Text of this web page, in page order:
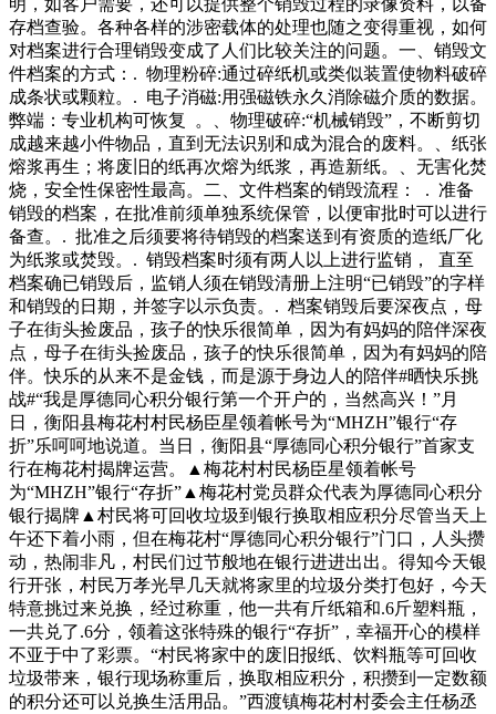
明，如客户需要，还可以提供整个销毁过程的录像资料，以备
存档查验。各种各样的涉密载体的处理也随之变得重视，如何
对档案进行合理销毁变成了人们比较关注的问题。一、销毁文
件档案的方式：. 物理粉碎:通过碎纸机或类似装置使物料破碎
成条状或颗粒。. 电子消磁:用强磁铁永久消除磁介质的数据。
弊端：专业机构可恢复 。、物理破碎:“机械销毁”，不断剪切
成越来越小件物品，直到无法识别和成为混合的废料。、纸张
熔浆再生；将废旧的纸再次熔为纸浆，再造新纸。、无害化焚
烧，安全性保密性最高。二、文件档案的销毁流程： . 准备
销毁的档案，在批准前须单独系统保管，以便审批时可以进行
备查。. 批准之后须要将待销毁的档案送到有资质的造纸厂化
为纸浆或焚毁。. 销毁档案时须有两人以上进行监销， 直至
档案确已销毁后，监销人须在销毁清册上注明“已销毁”的字样
和销毁的日期，并签字以示负责。. 档案销毁后要深夜点，母
子在街头捡废品，孩子的快乐很简单，因为有妈妈的陪伴深夜
点，母子在街头捡废品，孩子的快乐很简单，因为有妈妈的陪
伴。快乐的从来不是金钱，而是源于身边人的陪伴#晒快乐挑
战#“我是厚德同心积分银行第一个开户的，当然高兴！”月
日，衡阳县梅花村村民杨臣星领着帐号为“MHZH”银行“存
折”乐呵呵地说道。当日，衡阳县“厚德同心积分银行”首家支
行在梅花村揭牌运营。▲梅花村村民杨臣星领着帐号
为“MHZH”银行“存折”▲梅花村党员群众代表为厚德同心积分
银行揭牌▲村民将可回收垃圾到银行换取相应积分尽管当天上
午还下着小雨，但在梅花村“厚德同心积分银行”门口，人头攒
动，热闹非凡，村民们过节般地在银行进进出出。得知今天银
行开张，村民万孝光早几天就将家里的垃圾分类打包好，今天
特意挑过来兑换，经过称重，他一共有斤纸箱和.6斤塑料瓶，
一共兑了.6分，领着这张特殊的银行“存折”，幸福开心的模样
不亚于中了彩票。“村民将家中的废旧报纸、饮料瓶等可回收
垃圾带来，银行现场称重后，换取相应积分，积攒到一定数额
的积分还可以兑换生活用品。”西渡镇梅花村村委会主任杨丞